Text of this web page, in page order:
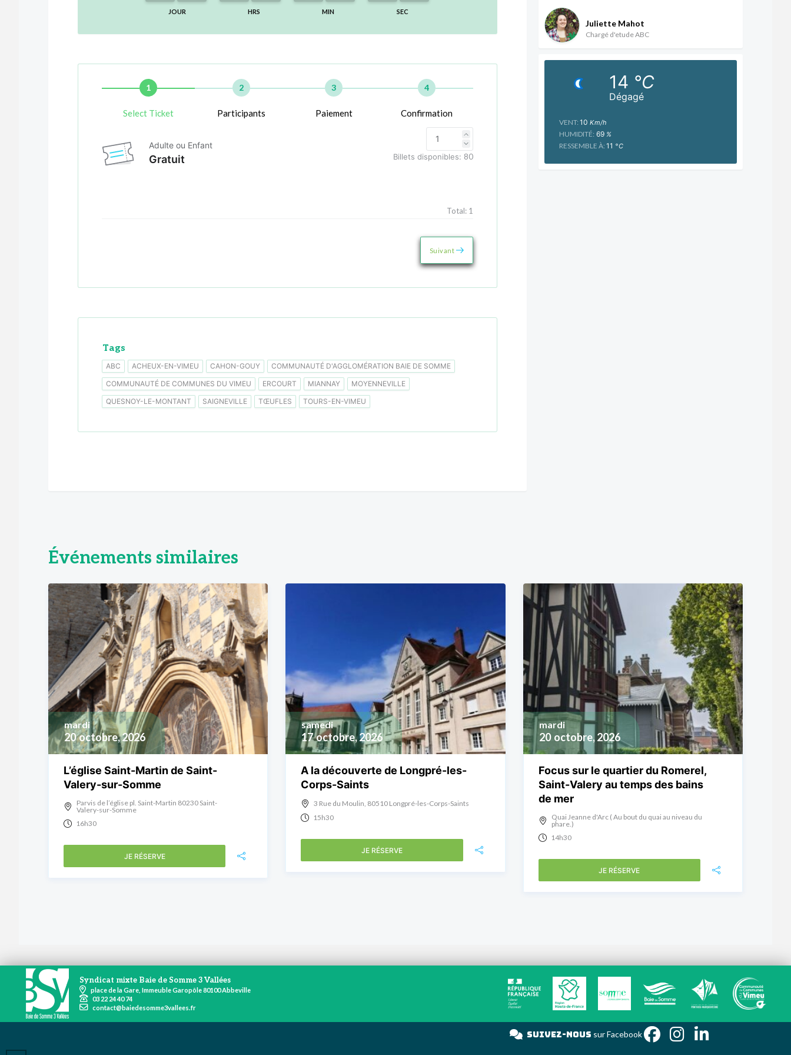
JOUR HRS MIN SEC
1
Select Ticket
2
Participants
3
Paiement
4
Confirmation
Adulte ou Enfant
Gratuit Billets disponibles: 80
Total: 1
Suivant
Tags
ABC ACHEUX-EN-VIMEU CAHON-GOUY
COMMUNAUTÉ D'AGGLOMÉRATION BAIE DE SOMME
COMMUNAUTÉ DE COMMUNES DU VIMEU
ERCOURT MIANNAY
MOYENNEVILLE
QUESNOY-LE-MONTANT
SAIGNEVILLE TŒUFLES TOURS-EN-VIMEU
Juliette Mahot
Chargé d'etude ABC
Dégagé
14 °C
VENT: 10 Km/h
HUMIDITÉ: 69%
RESSEMBLE À: 11 °C
Événements similaires
20 octobre, 2026
mardi
L’église Saint-Martin de Saint-
Valery-sur-Somme
Parvis de l’église pl. Saint-Martin 80230 Saint-
Valery-sur-Somme
16h30
JE RÉSERVE
17 octobre, 2026
samedi
A la découverte de Longpré-les-
Corps-Saints
3 Rue du Moulin, 80510 Longpré-les-Corps-Saints
15h30
JE RÉSERVE
20 octobre, 2026
mardi
Focus sur le quartier du Romerel,
Saint-Valery au temps des bains
de mer
Quai Jeanne d'Arc ( Au bout du quai au niveau du
phare.)
14h30
JE RÉSERVE
Syndicat mixte Baie de Somme 3 Vallées
place de la Gare, Immeuble Garopôle 80100 Abbeville
03 22 24 40 74
contact@baiedesomme3vallees.fr
Suivez-noussur Face